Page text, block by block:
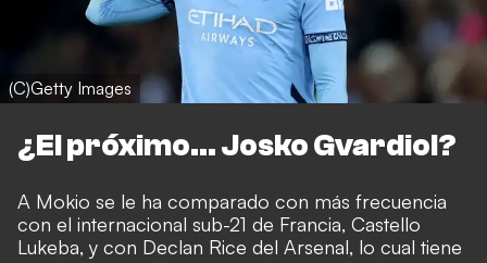
(C)Getty Images
¿El próximo... Josko Gvardiol?
A Mokio se le ha comparado con más frecuencia
con el internacional sub-21 de Francia, Castello
Lukeba, y con Declan Rice del Arsenal, lo cual tiene